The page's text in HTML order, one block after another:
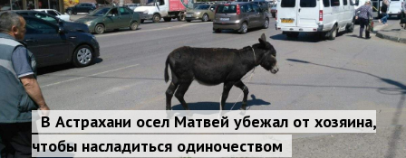
В Астрахани осел Матвей убежал от хозяина,
чтобы насладиться одиночеством